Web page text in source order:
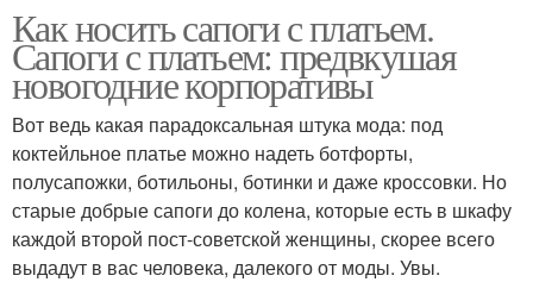
Как носить сапоги с платьем.
Сапоги с платьем: предвкушая
новогодние корпоративы
Вот ведь какая парадоксальная штука мода: под
коктейльное платье можно надеть ботфорты,
полусапожки, ботильоны, ботинки и даже кроссовки. Но
старые добрые сапоги до колена, которые есть в шкафу
каждой второй пост-советской женщины, скорее всего
выдадут в вас человека, далекого от моды. Увы.